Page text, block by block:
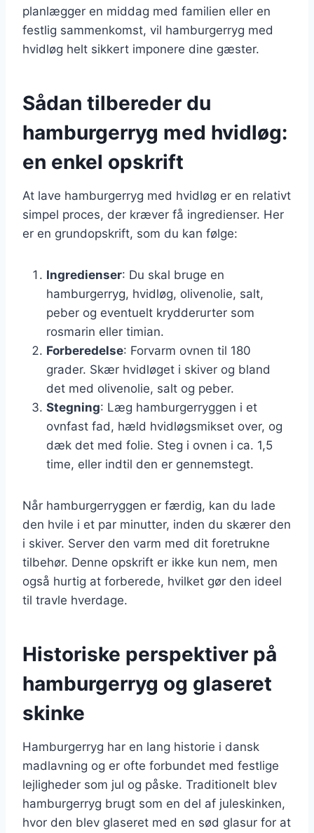
planlægger en middag med familien eller en
festlig sammenkomst, vil hamburgerryg med
hvidløg helt sikkert imponere dine gæster.
Sådan tilbereder du
hamburgerryg med hvidløg:
en enkel opskrift
At lave hamburgerryg med hvidløg er en relativt
simpel proces, der kræver få ingredienser. Her
er en grundopskrift, som du kan følge:
Ingredienser: Du skal bruge en
hamburgerryg, hvidløg, olivenolie, salt,
peber og eventuelt krydderurter som
rosmarin eller timian.
Forberedelse: Forvarm ovnen til 180
grader. Skær hvidløget i skiver og bland
det med olivenolie, salt og peber.
Stegning: Læg hamburgerryggen i et
ovnfast fad, hæld hvidløgsmikset over, og
dæk det med folie. Steg i ovnen i ca. 1,5
time, eller indtil den er gennemstegt.
Når hamburgerryggen er færdig, kan du lade
den hvile i et par minutter, inden du skærer den
i skiver. Server den varm med dit foretrukne
tilbehør. Denne opskrift er ikke kun nem, men
også hurtig at forberede, hvilket gør den ideel
til travle hverdage.
Historiske perspektiver på
hamburgerryg og glaseret
skinke
Hamburgerryg har en lang historie i dansk
madlavning og er ofte forbundet med festlige
lejligheder som jul og påske. Traditionelt blev
hamburgerryg brugt som en del af juleskinken,
hvor den blev glaseret med en sød glasur for at